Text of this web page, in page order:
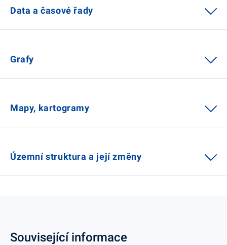
Data a časové řady
Grafy
Mapy, kartogramy
Územní struktura a její změny
Související informace